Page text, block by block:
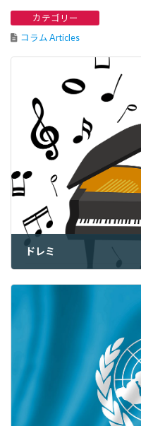
カテゴリー
コラム Articles
ドレミ